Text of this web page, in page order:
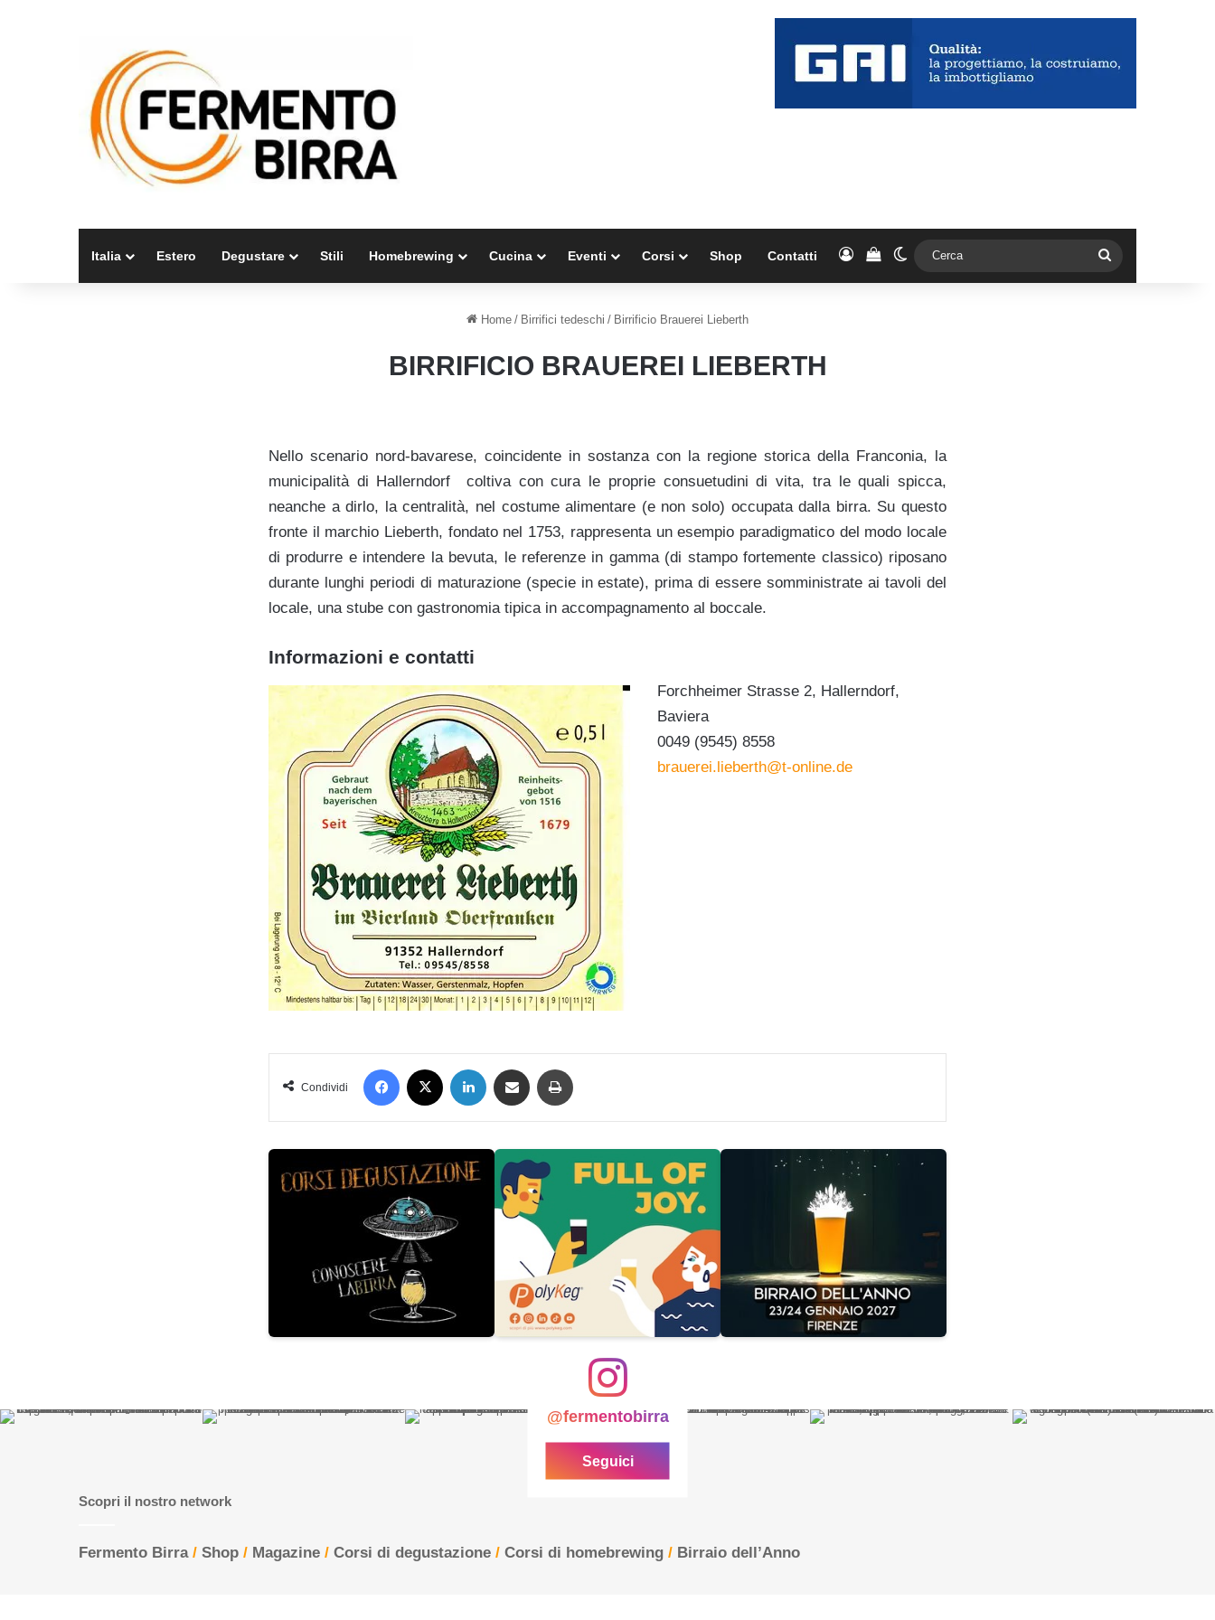
Italia Estero Degustare Stili Homebrewing Cucina Eventi Corsi Shop Contatti AccediVedi il carrello
Cambia aspetto
Home / Birrifici tedeschi / Birrificio Brauerei Lieberth
BIRRIFICIO BRAUEREI LIEBERTH
Nello scenario nord-bavarese, coincidente in sostanza con la regione storica della Franconia, la
municipalità di Hallerndorf coltiva con cura le proprie consuetudini di vita, tra le quali spicca,
neanche a dirlo, la centralità, nel costume alimentare (e non solo) occupata dalla birra. Su questo
fronte il marchio Lieberth, fondato nel 1753, rappresenta un esempio paradigmatico del modo locale
di produrre e intendere la bevuta, le referenze in gamma (di stampo fortemente classico) riposano
durante lunghi periodi di maturazione (specie in estate), prima di essere somministrate ai tavoli del
locale, una stube con gastronomia tipica in accompagnamento al boccale.
Informazioni e contatti
Forchheimer Strasse 2, Hallerndorf,
Baviera
0049 (9545) 8558
brauerei.lieberth@t-online.de
Condividi
Facebook LinkedIn Condividi via mail
@fermentobirra
Seguici
Scopri il nostro network
Fermento Birra/ Shop / Magazine / Corsi di degustazione / Corsi di homebrewing / Birraio dell’Anno